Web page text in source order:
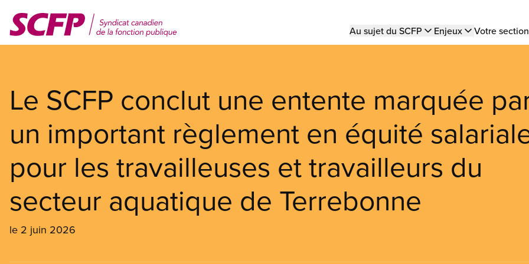
contenu
Main
Au sujet du SCFP Enjeux Votre
Le SCFP conclut une entente marquée
un important règlement en équité
pour les travailleuses et travailleurs du
secteur aquatique de Terrebonne
le 2 juin 2026